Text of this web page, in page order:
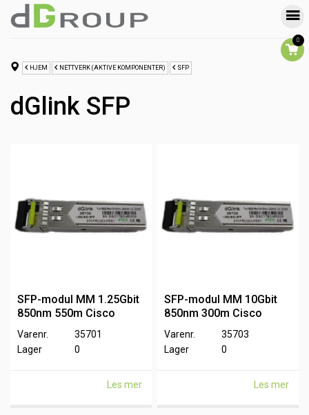
0
HJEM NETTVERK (AKTIVE KOMPONENTER) SFP
dGlink SFP
SFP-modul MM 1.25Gbit
850nm 550m Cisco
Varenr.
35701
Lager
0
Les mer
SFP-modul MM 10Gbit
850nm 300m Cisco
Varenr.
35703
Lager
0
Les mer